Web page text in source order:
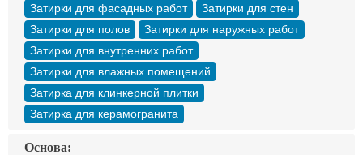
Затирки для фасадных работ
Затирки для стен
Затирки для полов
Затирки для наружных работ
Затирки для внутренних работ
Затирки для влажных помещений
Затирка для клинкерной плитки
Затирка для керамогранита
Основа: